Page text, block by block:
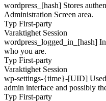
wordpress_[hash] Stores
Administration Screen area.
Typ First-party
Varaktighet Session
wordpress_logged_in_[hash]
who you are.
Typ First-party
Varaktighet Session
wp-settings-{time}-[UID]
admin interface and possibly
Typ First-party